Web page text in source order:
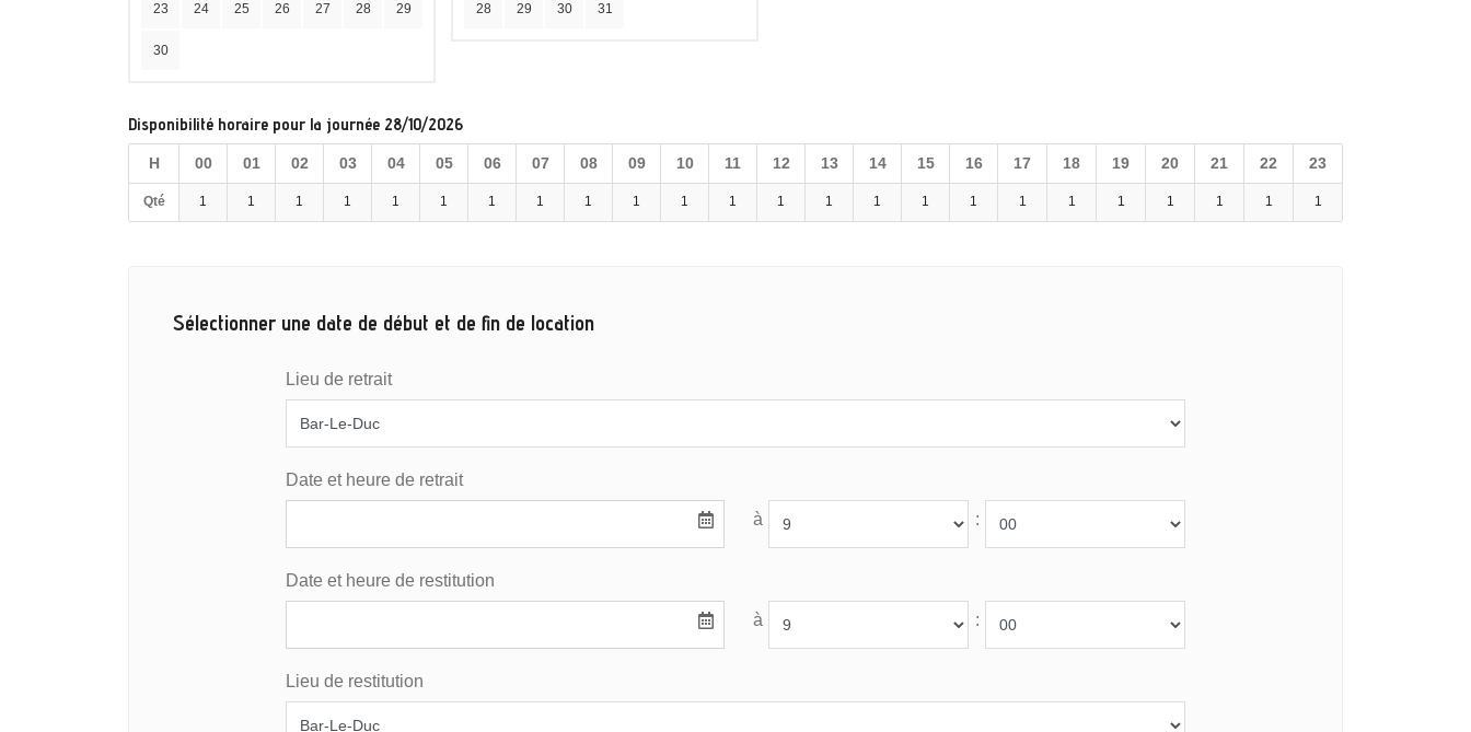
23 24 25 26 27 28 29
30
28 29 30 31
Disponibilité horaire pour la journée 28/10/2026
H 00 01 02 03 04 05 06 07 08 09 10 11 12 13 14 15 16 17 18 19 20 21 22 23
Qté 1 1 1 1 1 1 1 1 1 1 1 1 1 1 1 1 1 1 1 1 1 1 1 1
Sélectionner une date de début et de fin de location
Lieu de retrait
Date et heure de retrait
à :
Date et heure de restitution
à :
Lieu de restitution